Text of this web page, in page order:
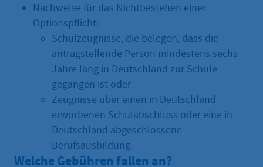
Nachweise für das Nichtbestehen einer
Optionspflicht:
Schulzeugnisse, die belegen, dass die
antragstellende Person mindestens sechs
Jahre lang in Deutschland zur Schule
gegangen ist oder
Zeugnisse über einen in Deutschland
erworbenen Schulabschluss oder eine in
Deutschland abgeschlossene
Berufsausbildung.
Welche Gebühren fallen an?